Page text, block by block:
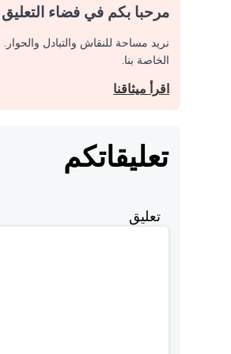
مرحبا بكم في فضاء التعليق
نريد مساحة للنقاش والتبادل
الخاصة بنا.
اقرأ ميثاقنا
تعليقاتكم
تعليق